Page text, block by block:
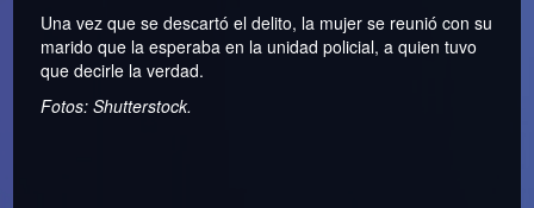
Una vez que se descartó el delito, la mujer se reunió con su
marido que la esperaba en la unidad policial, a quien tuvo
que decirle la verdad.
Fotos: Shutterstock.